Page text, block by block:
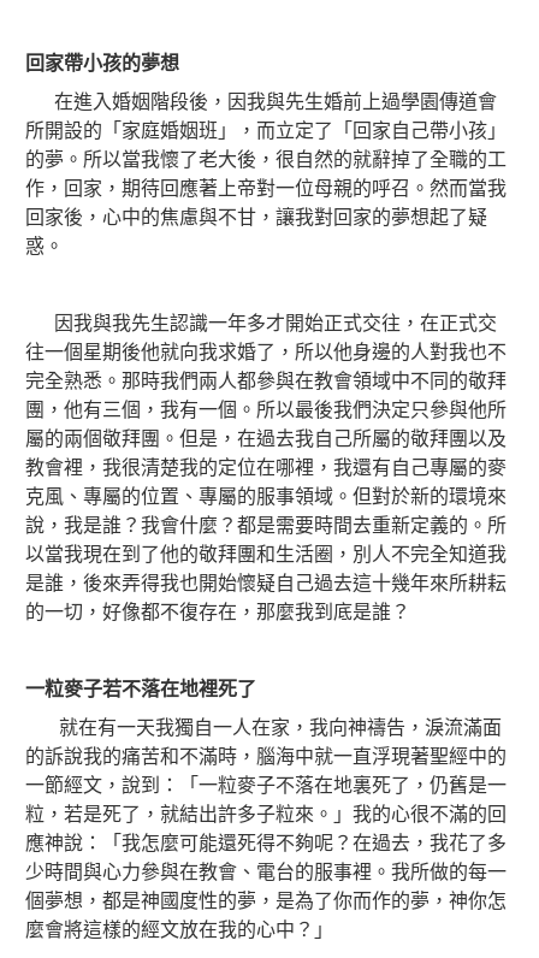
回家帶小孩的夢想
在進入婚姻階段後，因我與先生婚前上過學園傳道會
所開設的「家庭婚姻班」，而立定了「回家自己帶小孩」
的夢。所以當我懷了老大後，很自然的就辭掉了全職的工
作，回家，期待回應著上帝對一位母親的呼召。然而當我
回家後，心中的焦慮與不甘，讓我對回家的夢想起了疑
惑。
因我與我先生認識一年多才開始正式交往，在正式交
往一個星期後他就向我求婚了，所以他身邊的人對我也不
完全熟悉。那時我們兩人都參與在教會領域中不同的敬拜
團，他有三個，我有一個。所以最後我們決定只參與他所
屬的兩個敬拜團。但是，在過去我自己所屬的敬拜團以及
教會裡，我很清楚我的定位在哪裡，我還有自己專屬的麥
克風、專屬的位置、專屬的服事領域。但對於新的環境來
說，我是誰？我會什麼？都是需要時間去重新定義的。所
以當我現在到了他的敬拜團和生活圈，別人不完全知道我
是誰，後來弄得我也開始懷疑自己過去這十幾年來所耕耘
的一切，好像都不復存在，那麼我到底是誰？
一粒麥子若不落在地裡死了
就在有一天我獨自一人在家，我向神禱告，淚流滿面
的訴說我的痛苦和不滿時，腦海中就一直浮現著聖經中的
一節經文，說到：「一粒麥子不落在地裏死了，仍舊是一
粒，若是死了，就結出許多子粒來。」我的心很不滿的回
應神說：「我怎麼可能還死得不夠呢？在過去，我花了多
少時間與心力參與在教會、電台的服事裡。我所做的每一
個夢想，都是神國度性的夢，是為了你而作的夢，神你怎
麼會將這樣的經文放在我的心中？」